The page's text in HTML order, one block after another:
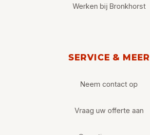
Werken bij Bronkhorst
SERVICE & MEER
Neem contact op
Vraag uw offerte aan